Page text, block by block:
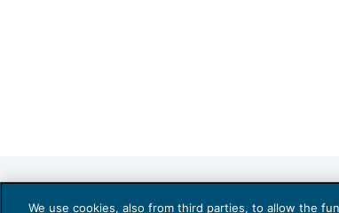
We use cookies, also from third parties, to allow the